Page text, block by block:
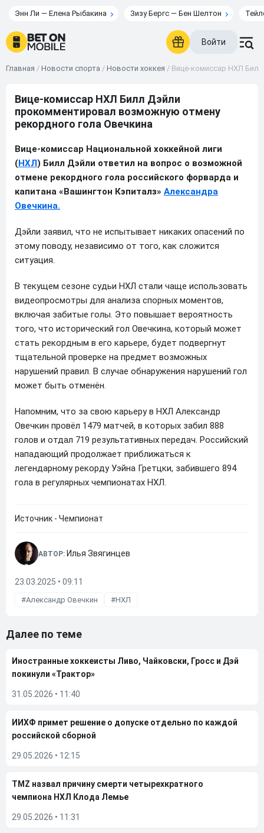
Энн Ли — Елена Рыбакина Зизу Бергс — Бен Шелтон
Войти
Главная / Новости спорта / Новости хоккея / Вице-комиссар НХЛ
Вице-комиссар НХЛ Билл Дэйли
прокомментировал возможную отмену
рекордного гола Овечкина
Вице-комиссар Национальной хоккейной лиги
(НХЛ) Билл Дэйли ответил на вопрос о возможной
отмене рекордного гола российского форварда и
капитана «Вашингтон Кэпиталз» Александра
Овечкина.
Дэйли заявил, что не испытывает никаких опасений по
этому поводу, независимо от того, как сложится
ситуация.
В текущем сезоне судьи НХЛ стали чаще использовать
видеопросмотры для анализа спорных моментов,
включая забитые голы. Это повышает вероятность
того, что исторический гол Овечкина, который может
стать рекордным в его карьере, будет подвергнут
тщательной проверке на предмет возможных
нарушений правил. В случае обнаружения нарушений гол
может быть отменён.
Напомним, что за свою карьеру в НХЛ Александр
Овечкин провёл 1479 матчей, в которых забил 888
голов и отдал 719 результативных передач. Российский
нападающий продолжает приближаться к
легендарному рекорду Уэйна Гретцки, забившего 894
гола в регулярных чемпионатах НХЛ.
Источник - Чемпионат
АВТОР: Илья Звягинцев
23.03.2025 • 09:11
Александр Овечкин НХЛ
Далее по теме
Иностранные хоккеисты Ливо, Чайковски, Гросс и Дэй
покинули «Трактор»
31.05.2026 • 11:40
ИИХФ примет решение о допуске отдельно по каждой
российской сборной
29.05.2026 • 12:15
TMZ назвал причину смерти четырехкратного
чемпиона НХЛ Клода Лемье
29.05.2026 • 11:31